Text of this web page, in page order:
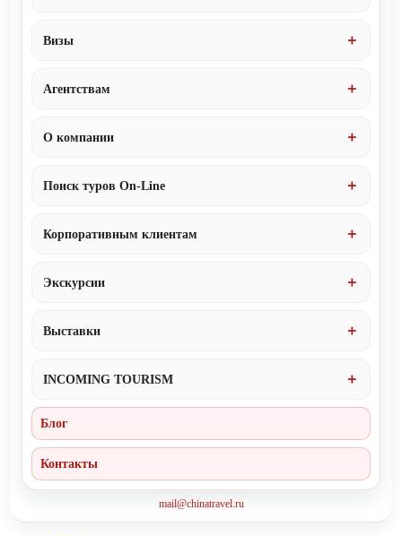
Визы
Агентствам
О компании
Поиск туров On-Line
Корпоративным клиентам
Экскурсии
Выставки
INCOMING TOURISM
Блог
Контакты
mail@chinatravel.ru